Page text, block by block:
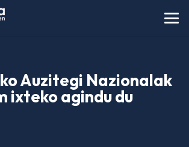
Auzitegi Nazionalak
ixteko agindu du